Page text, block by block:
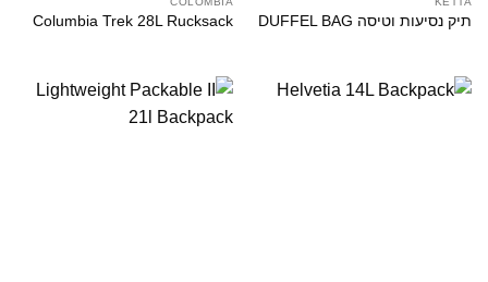
תיק נסיעות וטיסה DUFFEL BAG Columbia Trek 28L Rucksack